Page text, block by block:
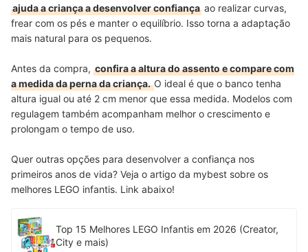
ajuda a criança a desenvolver confiança ao realizar curvas,
frear com os pés e manter o equilíbrio. Isso torna a adaptação
mais natural para os pequenos.
Antes da compra, confira a altura do assento e compare com
a medida da perna da criança.O ideal é que o banco tenha
altura igual ou até 2 cm menor que essa medida. Modelos com
regulagem também acompanham melhor o crescimento e
prolongam o tempo de uso.
Quer outras opções para desenvolver a confiança nos
primeiros anos de vida? Veja o artigo da mybest sobre os
melhores LEGO infantis. Link abaixo!
Top 15 Melhores LEGO Infantis em 2026 (Creator,
City e mais)